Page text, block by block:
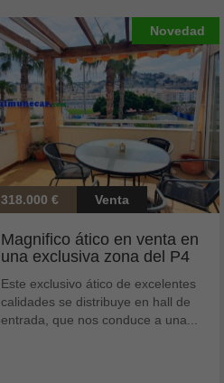
Novedad
318.000 € Venta
Magnifico ático en venta en
una exclusiva zona del P4
Este exclusivo ático de excelentes
calidades se distribuye en hall de
entrada, que nos conduce a una...